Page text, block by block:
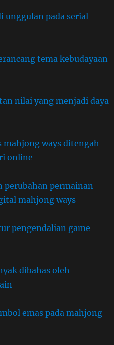
pada serial
tema kebudayaan
nilai yang menjadi daya
ways ditengah
online
perubahan permainan
mahjong ways
pengendalian game
dibahas oleh
emas pada mahjong